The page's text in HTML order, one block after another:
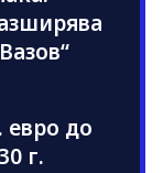
евро до
г.